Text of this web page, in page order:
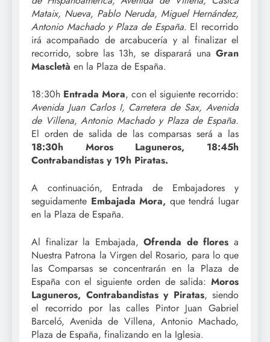
Mataix, Nueva, Pablo Neruda, Miguel Hernández,
Antonio Machado y Plaza de España. El recorrido
irá acompañado de arcabucería y al finalizar el
recorrido, sobre las 13h, se disparará una Gran
Mascletà en la Plaza de España.
18:30h Entrada Mora, con el siguiente recorrido:
Avenida Juan Carlos I, Carretera de Sax, Avenida
de Villena, Antonio Machado y Plaza de España.
El orden de salida de las comparsas será a las
18:30h Moros Laguneros, 18:45h
Contrabandistas y 19h Piratas.
A continuación, Entrada de Embajadores y
seguidamente Embajada Mora, que tendrá lugar
en la Plaza de España.
Al finalizar la Embajada,Ofrenda de flores a
Nuestra Patrona la Virgen del Rosario, para lo que
las Comparsas se concentrarán en la Plaza de
España con el siguiente orden de salida: Moros
Laguneros, Contrabandistas y Piratas, siendo
el recorrido por las calles Pintor Juan Gabriel
Barceló, Avenida de Villena, Antonio Machado,
Plaza de España, finalizando en la Iglesia.